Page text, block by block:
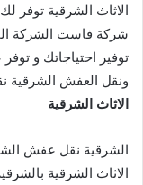
الاثاث الشرقية توفر
شركة فاست الشركة
توفير احتياجاتك و
ونقل العفش الشرقية
الاثاث الشرقية
الشرقية نقل عفش
الاثاث الشرقية